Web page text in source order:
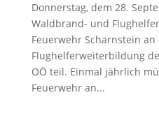
Donnerstag, dem 28.
Waldbrand- und
Feuerwehr Scharnstein an
Flughelferweiterbildung
OÖ teil. Einmal jährlich
Feuerwehr an...